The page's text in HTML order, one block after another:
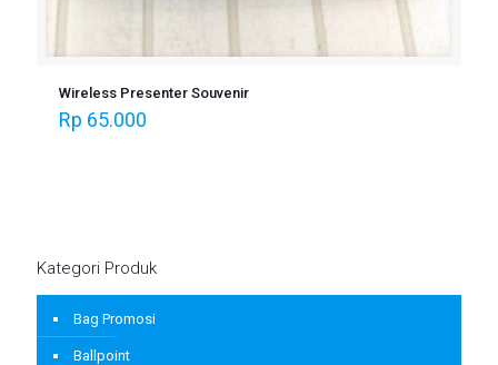
Wireless Presenter Souvenir
Rp 65.000
Kategori Produk
Bag Promosi
Ballpoint